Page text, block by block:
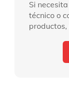
Si
técnico o